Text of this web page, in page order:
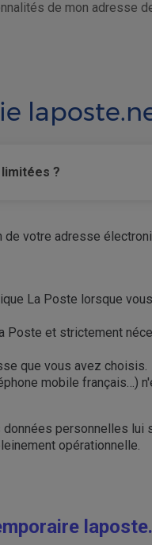
de mon adresse
?
votre adresse
La Poste lorsque
et strictement
que vous avez choisis.
mobile français…)
personnelles
opérationnelle.